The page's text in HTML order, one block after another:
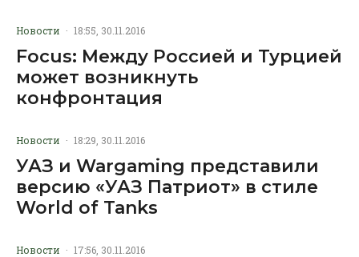
Новости · 18:55, 30.11.2016
Focus: Между Россией и Турцией
может возникнуть
конфронтация
Новости · 18:29, 30.11.2016
УАЗ и Wargaming представили
версию «УАЗ Патриот» в стиле
World of Tanks
Новости · 17:56, 30.11.2016